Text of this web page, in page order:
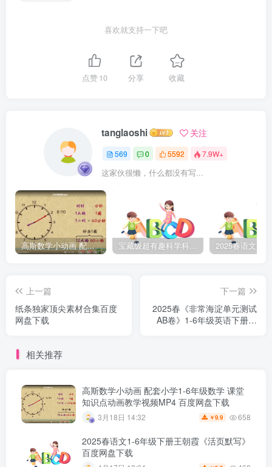
喜欢就支持一下吧
点赞10 分享 收藏
tanglaoshi 关注
569 0 5592 7.9W+
这家伙很懒，什么都没有写...
高斯数学小动画 配套小学1-6年级数学 课堂知识点动画教学视频MP4 百度网盘下载 宝藏级超有趣科学科普动画《土豆逗严肃科普》第二季 百度网盘下载
上一篇
纸条独家顶尖素材合集百度
网盘下载
下一篇
2025春《非常海淀单元测试
AB卷》1-6年级英语下册外
相关推荐
高斯数学小动画 配套小学1-6年级数学 课堂
知识点动画教学视频MP4 百度网盘下载
3月18日 14:32 ￥9.9 658
2025春语文1-6年级下册王朝霞《活页默写》
百度网盘下载